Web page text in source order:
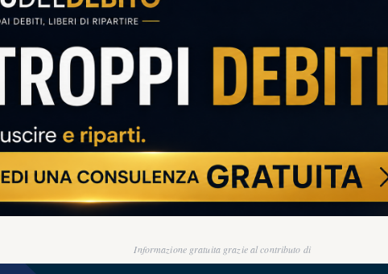
Informazione gratuita grazie al contributo di